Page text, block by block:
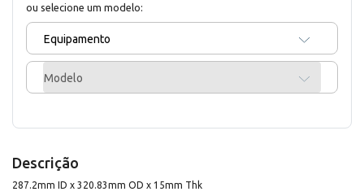
ou selecione um modelo:
Equipamento
Modelo
Descrição
287.2mm ID x 320.83mm OD x 15mm Thk